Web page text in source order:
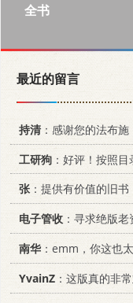
全书
最近的留言
持清：感谢您的法布施
工研狗 ：好评！按照
张：提供有价值的旧书
电子管收 ：寻求绝版
南华 ：emm，你这也
YvainZ ：这版真的非